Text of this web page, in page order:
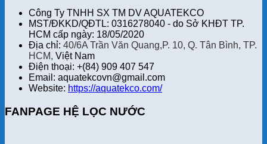
Công Ty TNHH SX TM DV AQUATEKCO
MST/ĐKKD/QĐTL: 0316278040 - do Sở KHĐT TP.
HCM cấp ngày: 18/05/2020
Địa chỉ: 40/6A Trần Văn Quang,P. 10, Q. Tân Bình, TP.
HCM, Việt Nam
Điện thoại: +(84) 909 407 547
Email: aquatekcovn@gmail.com
Website: https://aquatekco.com/
FANPAGE HỆ LỌC NƯỚC